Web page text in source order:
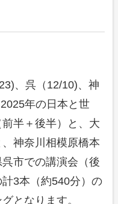
、呉（12/10)、神
年の日本と世
半＋後半）と、大
神奈川相模原橋本
市での講演会（後
3本（約540分）の
となります。